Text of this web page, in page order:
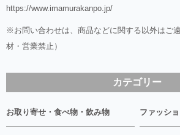
https://www.imamurakanpo.jp/
※お問い合わせは、商品などに関する以外はご
材・営業禁止）
カテゴリー
お取り寄せ・食べ物・飲み物 ファッシ